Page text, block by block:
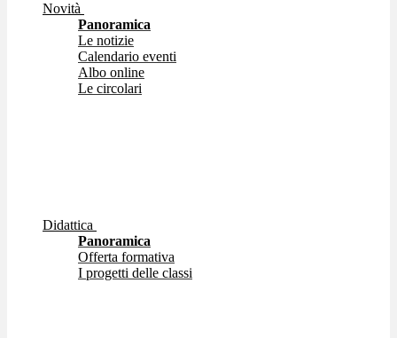
Novità
Panoramica
Le notizie
Calendario eventi
Albo online
Le circolari
Didattica
Panoramica
Offerta formativa
I progetti delle classi